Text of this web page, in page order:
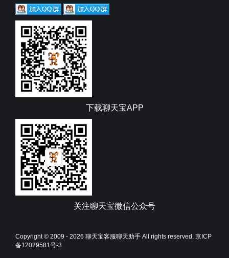
下载聊天宝APP
关注聊天宝微信公众号
Copyright © 2009 - 2026 聊天宝客服聊天助手 All rights reserved. 京ICP
备12029581号-3